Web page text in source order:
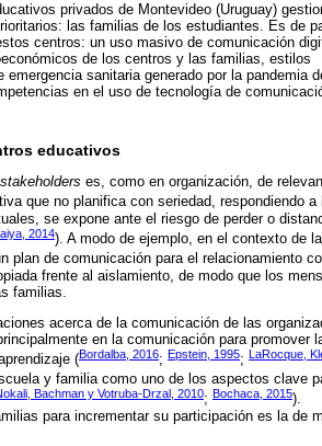
privados de Montevideo (Uruguay)
las familias de los estudiantes. Es de
centros: un uso masivo de comunicación
de los centros y las familias, estilos
sanitaria generado por la pandemia
en el uso de tecnología de
educativos
stakeholders es, como en organización, de
que no planifica con seriedad, respondiendo a
se expone ante el riesgo de perder o
2014). A modo de ejemplo, en el contexto de
plan de comunicación para el relacionamiento
frente al aislamiento, de modo que los
familias.
acerca de la comunicación de las
en la comunicación para promover
(Bordalba, 2016; Epstein, 1995; LaRocque,
y familia como uno de los aspectos clave
Bachman y Votruba-Drzal, 2010; Bochaca, 2015).
para incrementar su participación es la de